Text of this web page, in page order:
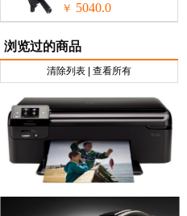
￥ 5040.0
浏览过的商品
清除列表 查看所有